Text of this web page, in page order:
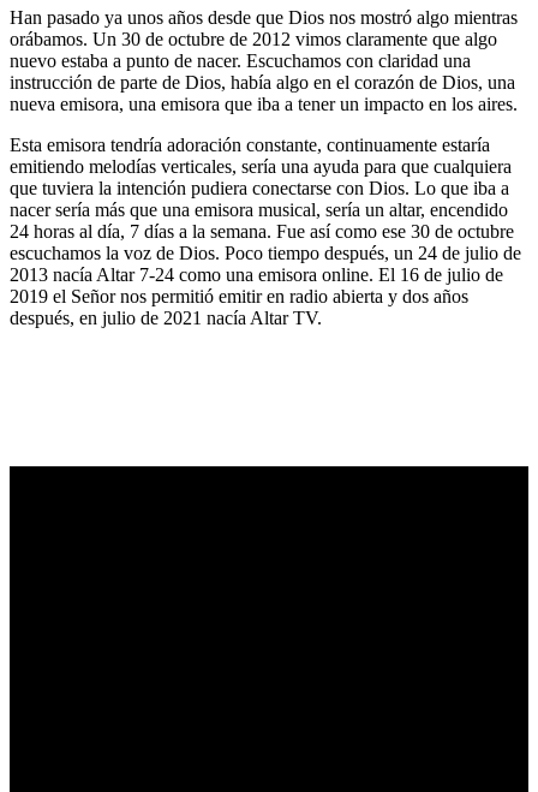
Han pasado ya unos años desde que Dios nos mostró algo mientras
orábamos. Un 30 de octubre de 2012 vimos claramente que algo
nuevo estaba a punto de nacer. Escuchamos con claridad una
instrucción de parte de Dios, había algo en el corazón de Dios, una
nueva emisora, una emisora que iba a tener un impacto en los aires.
Esta emisora tendría adoración constante, continuamente estaría
emitiendo melodías verticales, sería una ayuda para que cualquiera
que tuviera la intención pudiera conectarse con Dios. Lo que iba a
nacer sería más que una emisora musical, sería un altar, encendido
24 horas al día, 7 días a la semana. Fue así como ese 30 de octubre
escuchamos la voz de Dios. Poco tiempo después, un 24 de julio de
2013 nacía Altar 7-24 como una emisora online. El 16 de julio de
2019 el Señor nos permitió emitir en radio abierta y dos años
después, en julio de 2021 nacía Altar TV.